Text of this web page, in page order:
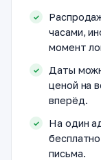
часами,
момент
Даты
ценой на
вперёд.
На один
письма.